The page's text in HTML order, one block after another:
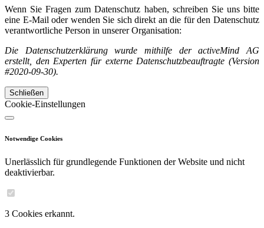
Wenn Sie Fragen zum Datenschutz haben, schreiben Sie uns bitte
eine E-Mail oder wenden Sie sich direkt an die für den Datenschutz
verantwortliche Person in unserer Organisation:
Die Datenschutzerklärung wurde mithilfe der activeMind AG
erstellt, den Experten für externe Datenschutzbeauftragte (Version
#2020-09-30).
Schließen
Cookie-Einstellungen
Notwendige Cookies
Unerlässlich für grundlegende Funktionen der Website und nicht
deaktivierbar.
3 Cookies erkannt.